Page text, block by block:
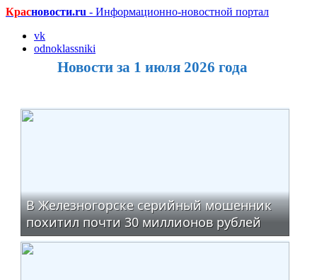
Красновости.ru - Информационно-новостной портал
vk
odnoklassniki
Новости за 1 июля 2026 года
В Железногорске серийный мошенник
похитил почти 30 миллионов рублей